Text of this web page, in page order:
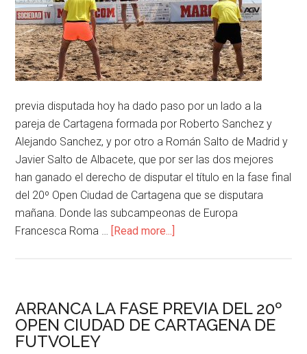
previa disputada hoy ha dado paso por un lado a la
pareja de Cartagena formada por Roberto Sanchez y
Alejando Sanchez, y por otro a Román Salto de Madrid y
Javier Salto de Albacete, que por ser las dos mejores
han ganado el derecho de disputar el título en la fase final
del 20º Open Ciudad de Cartagena que se disputara
mañana. Donde las subcampeonas de Europa
Francesca Roma … [Read more...]
ARRANCA LA FASE PREVIA DEL 20º
OPEN CIUDAD DE CARTAGENA DE
FUTVOLEY